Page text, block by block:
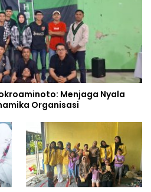
Menjaga Nyala
Organisasi